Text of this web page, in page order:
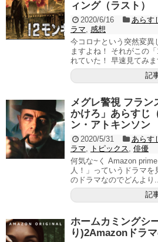
ィング（ラスト）
2020/6/16 あらす
ラマ, 感想
今コロナという突然変異
ますよね！ それがこの
れていた！ 早速見てみ
記
メグレ警視 フラン
かけろ」あらすじ
ン・アトキンソン
2020/5/31 あらす
ラマ, トピックス, 俳優
何気な~く Amazon
人！」っていうドラマ
のドラマなのでどんより
記
ホームカミングシ
り)2Amazonドラ